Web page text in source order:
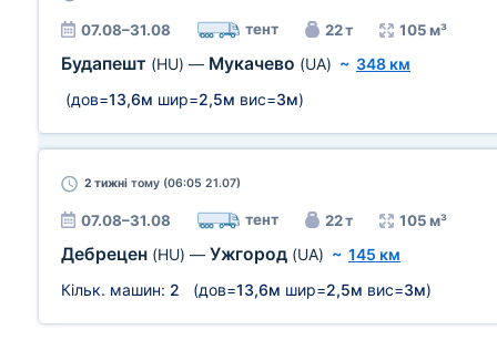
07.08–31.08 тент 22 т 105 м³
Будапешт (HU) — Мукачево (UA) ~ 348 км
(дов=13,6м шир=2,5м вис=3м)
2 тижні тому (06:05 21.07)
07.08–31.08 тент 22 т 105 м³
Дебрецен (HU) — Ужгород (UA) ~ 145 км
Кільк. машин: 2 (дов=13,6м шир=2,5м вис=3м)